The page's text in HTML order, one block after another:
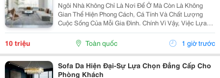
Ngôi Nhà Không Chỉ Là Nơi Để Ở Mà Còn Là Không
Gian Thể Hiện Phong Cách, Cá Tính Và Chất Lượng
Cuộc Sống Của Mỗi Gia Đình. Chính Vì Vậy, Việc Lựa
Chọn Nội Thất Xinh Đang Trở Thành Xu Hướng Được
Nhiều Người Quan Tâm Khi Muốn Biến Không Gian
Sống Trở...
10 triệu Toàn quốc 1 giờ trước
Sofa Da Hiện Đại-Sự Lựa Chọn Đẳng Cấp Cho
Phòng Khách